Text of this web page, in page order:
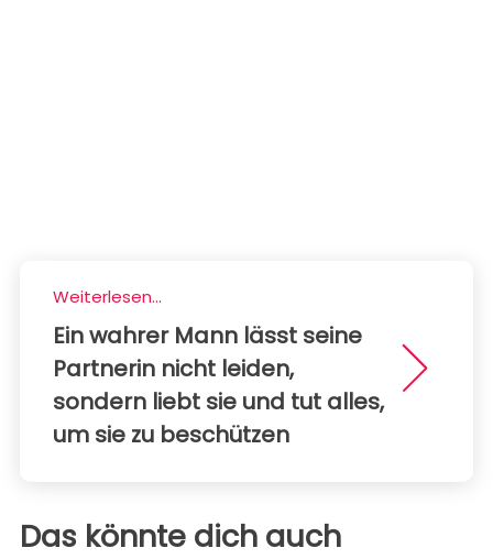
Weiterlesen...
Ein wahrer Mann lässt seine
Partnerin nicht leiden,
sondern liebt sie und tut alles,
um sie zu beschützen
Das könnte dich auch